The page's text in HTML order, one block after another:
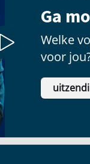
Ga
Welke
voor